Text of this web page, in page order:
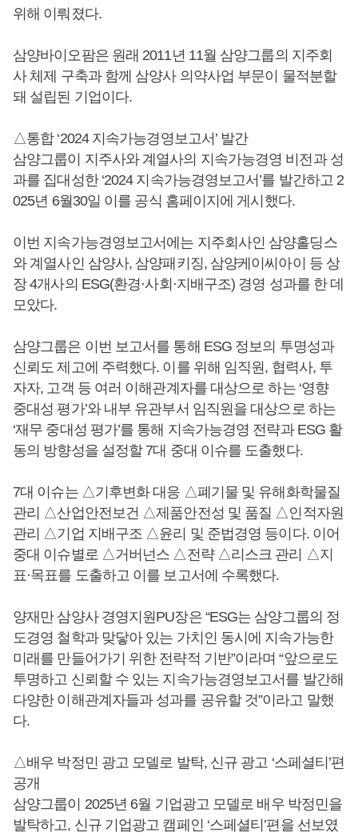
위해 이뤄졌다.
삼양바이오팜은 원래 2011년 11월 삼양그룹의 지주회
사 체제 구축과 함께 삼양사 의약사업 부문이 물적분할
돼 설립된 기업이다.
△통합 ‘2024 지속가능경영보고서’ 발간
삼양그룹이 지주사와 계열사의 지속가능경영 비전과 성
과를 집대성한 ‘2024 지속가능경영보고서’를 발간하고 2
025년 6월30일 이를 공식 홈페이지에 게시했다.
이번 지속가능경영보고서에는 지주회사인 삼양홀딩스
와 계열사인 삼양사, 삼양패키징, 삼양케이씨아이 등 상
장 4개사의 ESG(환경·사회·지배구조) 경영 성과를 한 데
모았다.
삼양그룹은 이번 보고서를 통해 ESG 정보의 투명성과
신뢰도 제고에 주력했다. 이를 위해 임직원, 협력사, 투
자자, 고객 등 여러 이해관계자를 대상으로 하는 ‘영향
중대성 평가’와 내부 유관부서 임직원을 대상으로 하는
‘재무 중대성 평가’를 통해 지속가능경영 전략과 ESG 활
동의 방향성을 설정할 7대 중대 이슈를 도출했다.
7대 이슈는 △기후변화 대응 △폐기물 및 유해화학물질
관리 △산업안전보건 △제품안전성 및 품질 △인적자원
관리 △기업 지배구조 △윤리 및 준법경영 등이다. 이어
중대 이슈별로 △거버넌스 △전략 △리스크 관리 △지
표·목표를 도출하고 이를 보고서에 수록했다.
양재만 삼양사 경영지원PU장은 “ESG는 삼양그룹의 정
도경영 철학과 맞닿아 있는 가치인 동시에 지속가능한
미래를 만들어가기 위한 전략적 기반”이라며 “앞으로도
투명하고 신뢰할 수 있는 지속가능경영보고서를 발간해
다양한 이해관계자들과 성과를 공유할 것”이라고 말했
다.
△배우 박정민 광고 모델로 발탁, 신규 광고 ‘스페셜티’편
공개
삼양그룹이 2025년 6월 기업광고 모델로 배우 박정민을
발탁하고, 신규 기업광고 캠페인 ‘스페셜티’편을 선보였